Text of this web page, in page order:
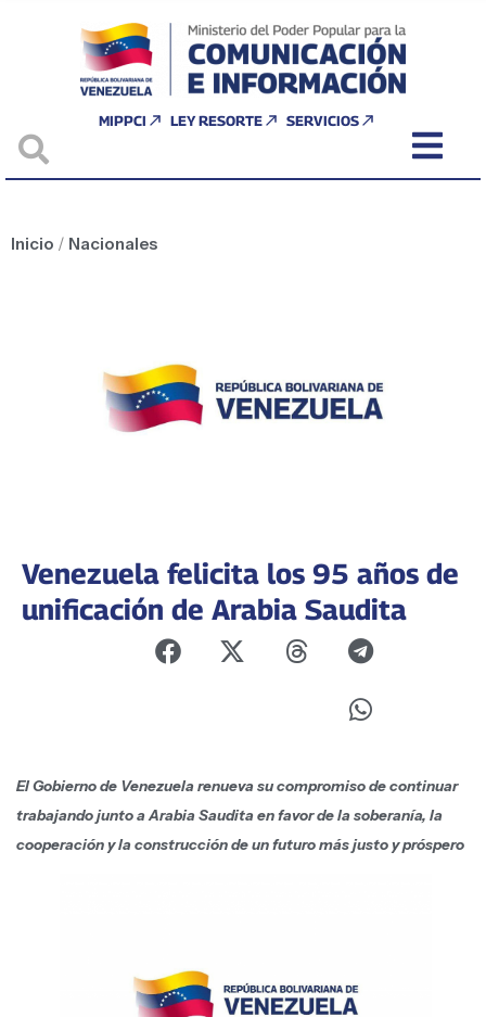
MIPPCI LEY RESORTE SERVICIOS
Inicio / Nacionales
Venezuela felicita los 95 años de
unificación de Arabia Saudita
El Gobierno de Venezuela renueva su compromiso de continuar
trabajando junto a Arabia Saudita en favor de la soberanía, la
cooperación y la construcción de un futuro más justo y próspero